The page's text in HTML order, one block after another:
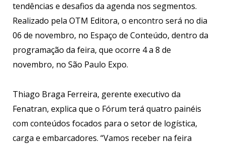
tendências e desafios da agenda nos segmentos.
Realizado pela OTM Editora, o encontro será no dia
06 de novembro, no Espaço de Conteúdo, dentro da
programação da feira, que ocorre 4 a 8 de
novembro, no São Paulo Expo.
Thiago Braga Ferreira, gerente executivo da
Fenatran, explica que o Fórum terá quatro painéis
com conteúdos focados para o setor de logística,
carga e embarcadores. “Vamos receber na feira